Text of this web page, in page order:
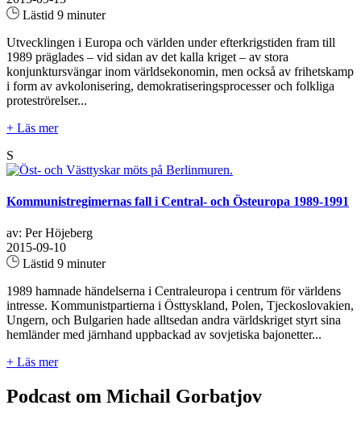
Lästid 9 minuter
Utvecklingen i Europa och världen under efterkrigstiden fram till
1989 präglades – vid sidan av det kalla kriget – av stora
konjunktursvängar inom världsekonomin, men också av frihetskamp
i form av avkolonisering, demokratiseringsprocesser och folkliga
proteströrelser...
+ Läs mer
S
Kommunistregimernas fall i Central- och Östeuropa 1989-1991
av: Per Höjeberg
2015-09-10
Lästid 9 minuter
1989 hamnade händelserna i Centraleuropa i centrum för världens
intresse. Kommunistpartierna i Östtyskland, Polen, Tjeckoslovakien,
Ungern, och Bulgarien hade alltsedan andra världskriget styrt sina
hemländer med järnhand uppbackad av sovjetiska bajonetter...
+ Läs mer
Podcast om Michail Gorbatjov